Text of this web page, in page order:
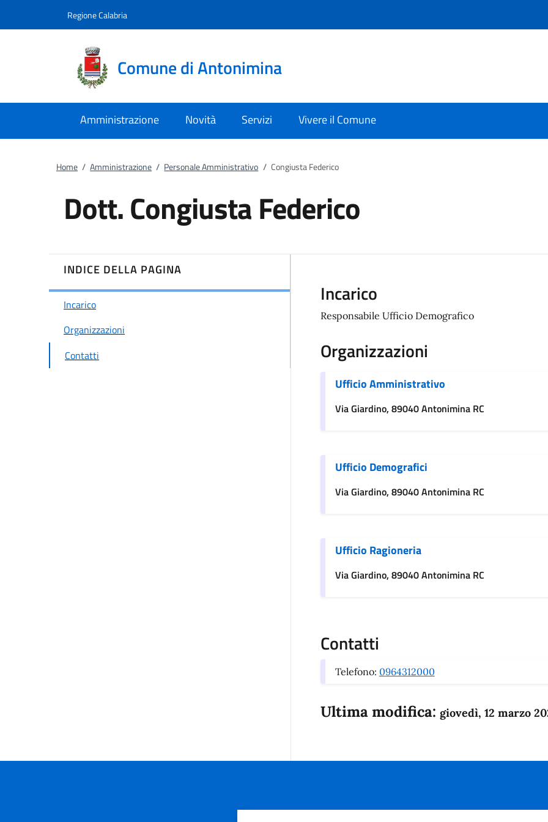
Regione Calabria
Comune di Antonimina
Amministrazione Novità Servizi Vivere il Comune
Home / Amministrazione / Personale Amministrativo / Congiusta Federico
Dott. Congiusta Federico
INDICE DELLA PAGINA
Incarico
Organizzazioni
Contatti
Incarico
Responsabile Ufficio Demografico
Organizzazioni
Ufficio Amministrativo
Via Giardino, 89040 Antonimina RC
Ufficio Demografici
Via Giardino, 89040 Antonimina RC
Ufficio Ragioneria
Via Giardino, 89040 Antonimina RC
Contatti
Telefono: 0964312000
Ultima modifica: giovedì, 12 marzo